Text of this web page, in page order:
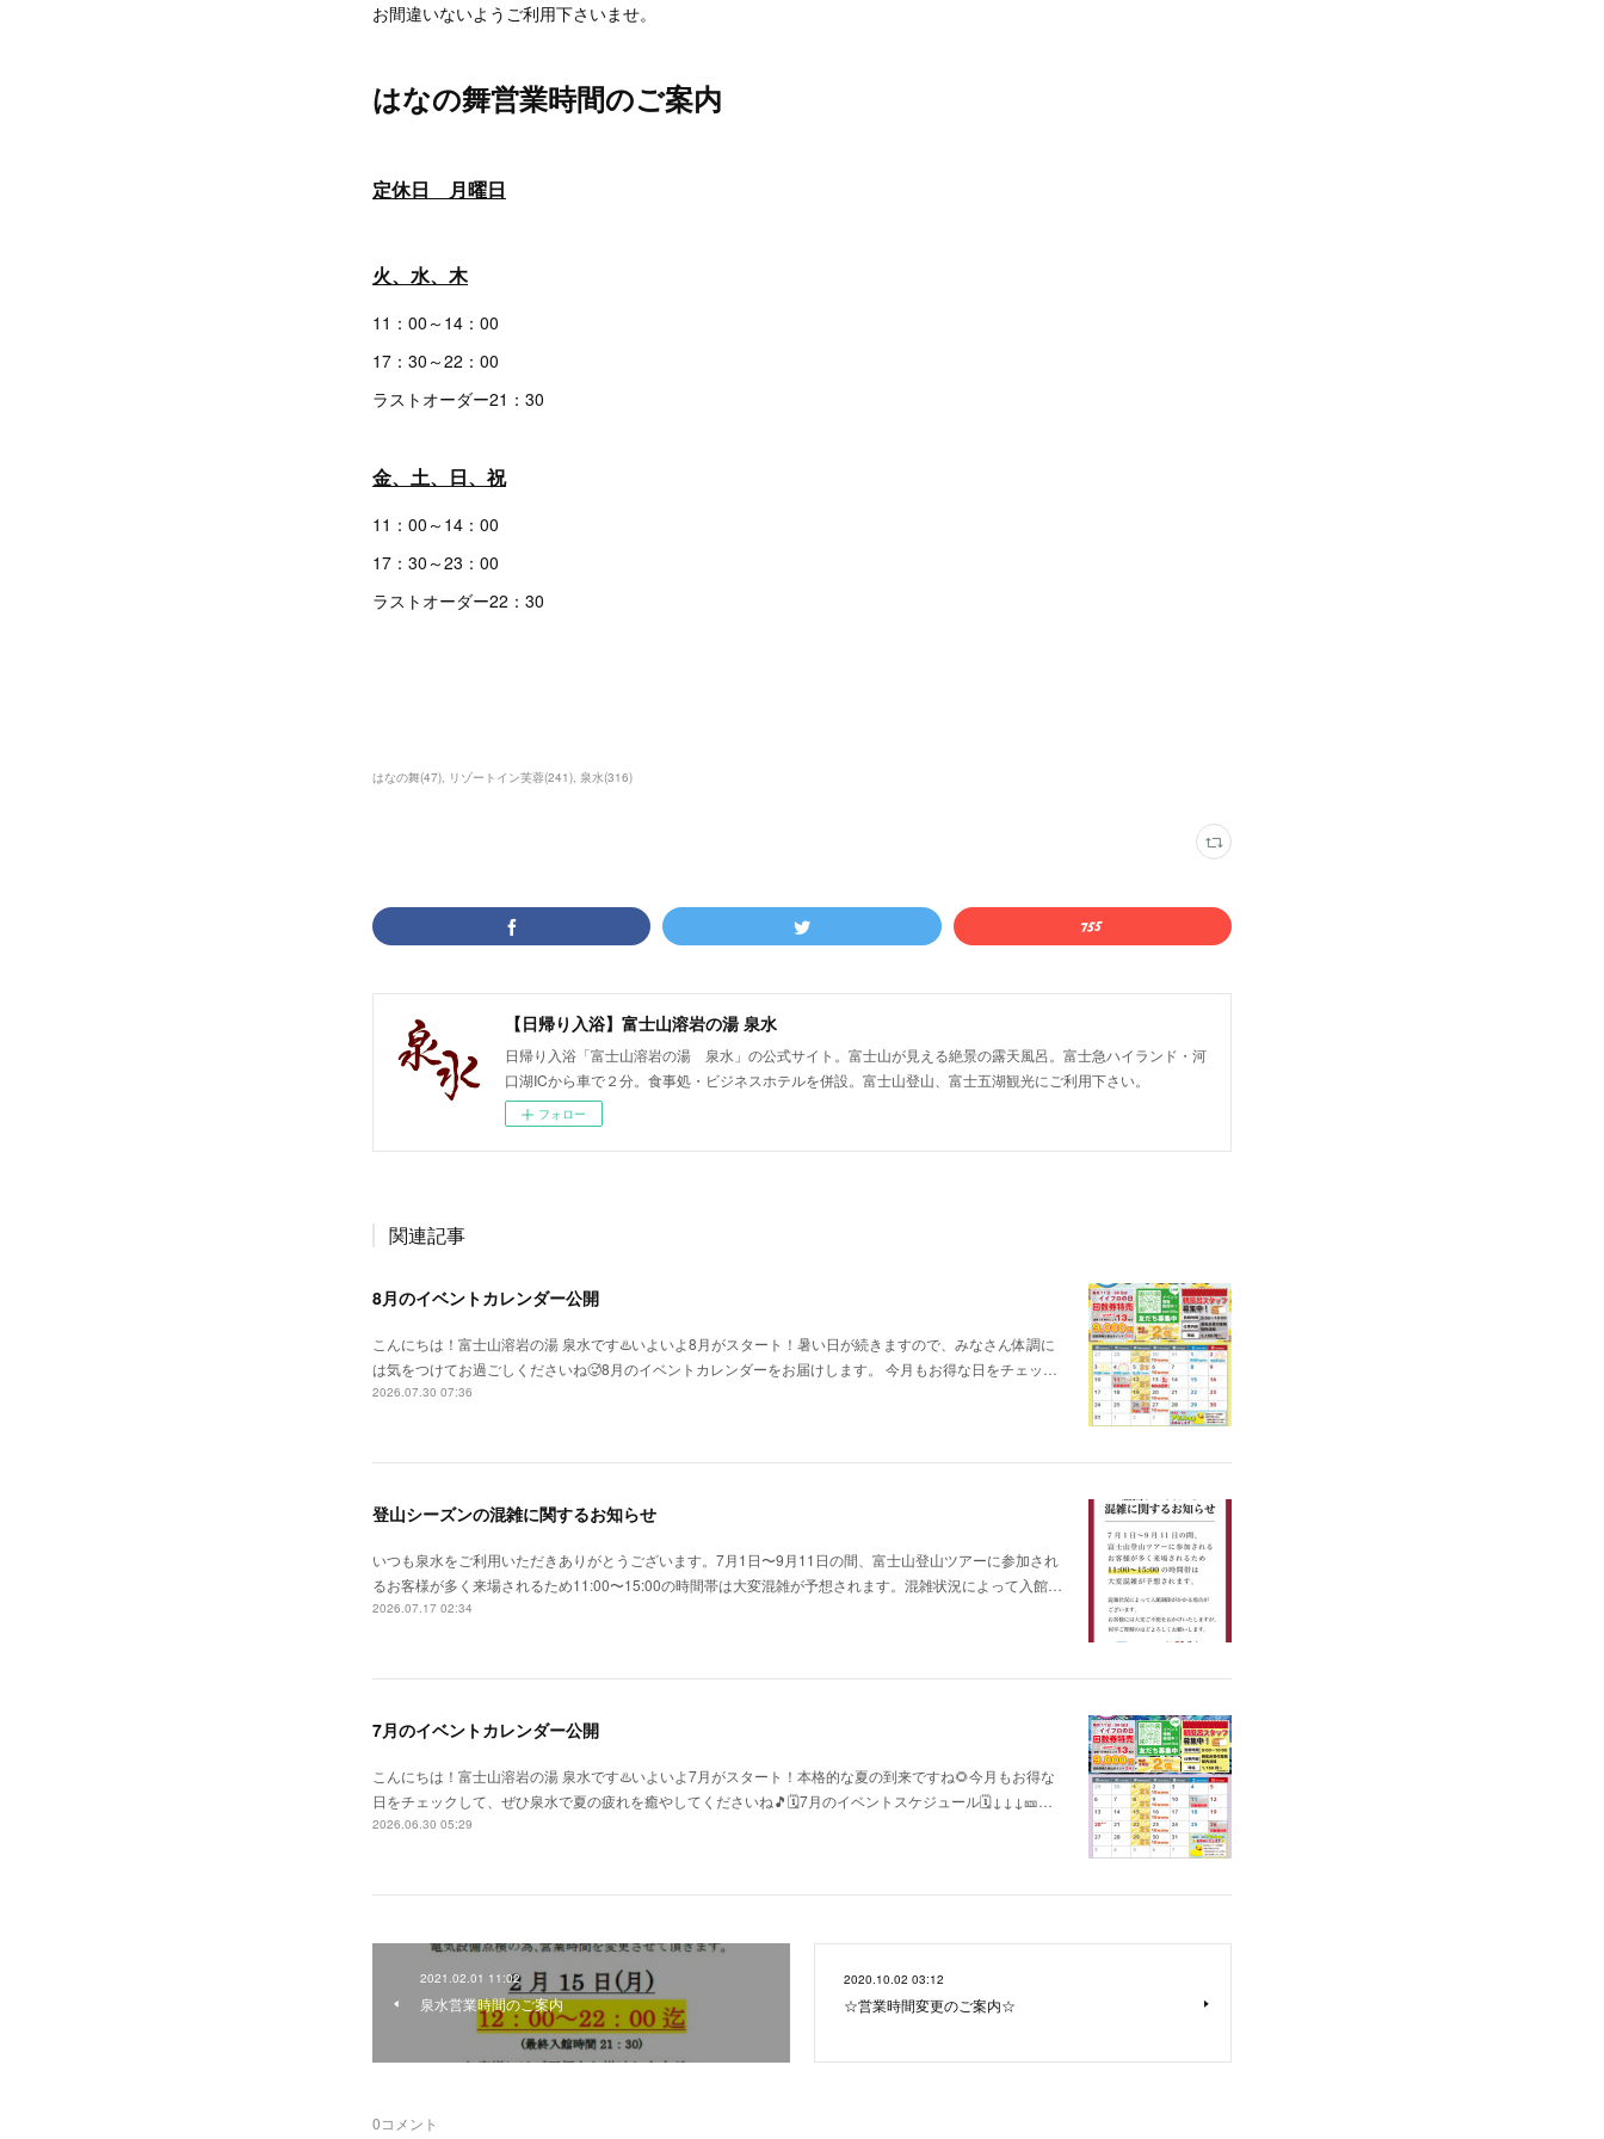
お間違いないようご利用下さいませ。
はなの舞営業時間のご案内
定休日 月曜日
火、水、木
11：00～14：00
17：30～22：00
ラストオーダー21：30
金、土、日、祝
11：00～14：00
17：30～23：00
ラストオーダー22：30
はなの舞(47) リゾートイン芙蓉(241) 泉水(316)
【日帰り入浴】富士山溶岩の湯 泉水
日帰り入浴「富士山溶岩の湯 泉水」の公式サイト。富士山が見える絶景の露天風呂。富士急ハイランド・河
口湖ICから車で２分。食事処・ビジネスホテルを併設。富士山登山、富士五湖観光にご利用下さい。
フォロー
関連記事
8月のイベントカレンダー公開
こんにちは！富士山溶岩の湯 泉水です♨️いよいよ8月がスタート！暑い日が続きますので、みなさん体調に
は気をつけてお過ごしくださいね🥵8月のイベントカレンダーをお届けします。 今月もお得な日をチェッ…
2026.07.30 07:36
登山シーズンの混雑に関するお知らせ
いつも泉水をご利用いただきありがとうございます。7月1日〜9月11日の間、富士山登山ツアーに参加され
るお客様が多く来場されるため11:00〜15:00の時間帯は大変混雑が予想されます。混雑状況によって入館…
2026.07.17 02:34
7月のイベントカレンダー公開
こんにちは！富士山溶岩の湯 泉水です♨️いよいよ7月がスタート！本格的な夏の到来ですね🌻今月もお得な
日をチェックして、ぜひ泉水で夏の疲れを癒やしてくださいね🎵🗓️7月のイベントスケジュール🗓️↓↓↓🎫…
2026.06.30 05:29
2021.02.01 11:02
泉水営業時間のご案内
2020.10.02 03:12
☆営業時間変更のご案内☆
0コメント